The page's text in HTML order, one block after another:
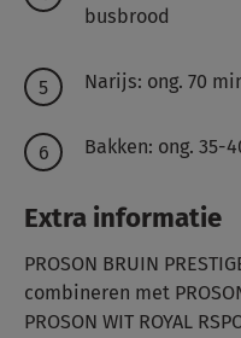
busbrood
Narijs: ong. 70
Bakken: ong.
Extra informatie
PROSON BRUIN
combineren met
PROSON WIT ROYAL